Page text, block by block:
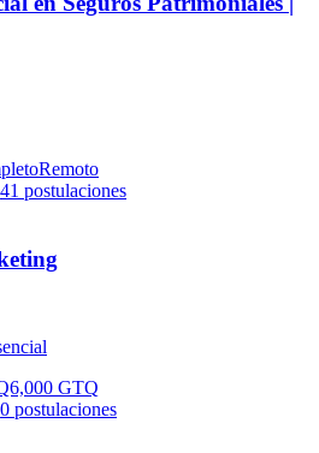
Remoto
41 postulaciones
GTQ
0 postulaciones